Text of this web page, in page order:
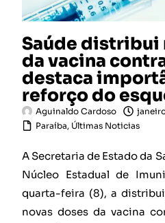
Saúde distribui
da vacina
destaca
reforço do
Aguinaldo Cardoso
Paraíba, Últimas Noticias
A Secretaria de Estado da
Núcleo Estadual de
quarta-feira (8), a
novas doses da vacina